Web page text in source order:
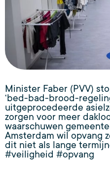
Minister Faber (PVV)
‘bed-bad-brood-
uitgeprocedeerde
zorgen voor meer
waarschuwen
Amsterdam wil opvang
dit niet als lange
#veiligheid #opvang